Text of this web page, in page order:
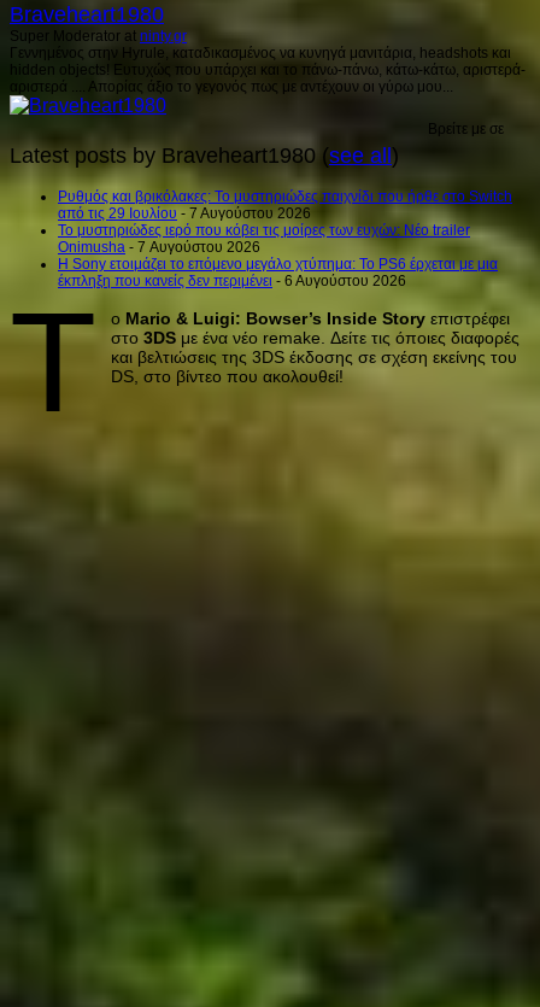
Braveheart1980
Super Moderator at ninty.gr
Γεννημένος στην Hyrule, καταδικασμένος να κυνηγά μανιτάρια, headshots και
hidden objects! Ευτυχώς που υπάρχει και το πάνω-πάνω, κάτω-κάτω, αριστερά-
αριστερά .... Απορίας άξιο το γεγονός πως με αντέχουν οι γύρω μου...
Βρείτε με σε
Latest posts by Braveheart1980 (see all)
Ρυθμός και βρικόλακες: Το μυστηριώδες παιχνίδι που ήρθε στο Switch
από τις 29 Ιουλίου - 7 Αυγούστου 2026
Το μυστηριώδες ιερό που κόβει τις μοίρες των ευχών: Νέο trailer
Onimusha - 7 Αυγούστου 2026
Η Sony ετοιμάζει το επόμενο μεγάλο χτύπημα: Το PS6 έρχεται με μια
έκπληξη που κανείς δεν περιμένει - 6 Αυγούστου 2026
Τ ο Mario & Luigi: Bowser’s Inside Storyεπιστρέφει
στο 3DSμε ένα νέο remake. Δείτε τις όποιες διαφορές
και βελτιώσεις της 3DS έκδοσης σε σχέση εκείνης του
DS, στο βίντεο που ακολουθεί!